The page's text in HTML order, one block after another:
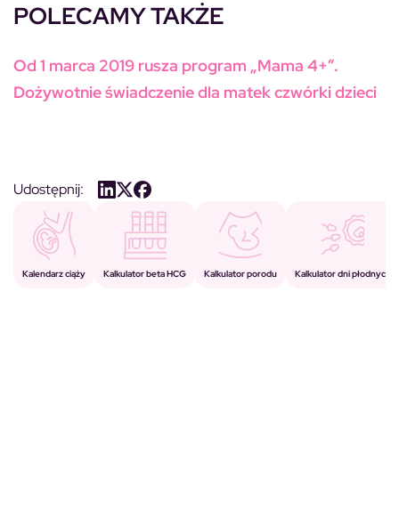
POLECAMY TAKŻE
Od 1 marca 2019 rusza program „Mama 4+”.
Dożywotnie świadczenie dla matek czwórki dzieci
Udostępnij:
Kalendarz ciąży Kalkulator beta HCG Kalkulator porodu Kalkulator dni płodnych